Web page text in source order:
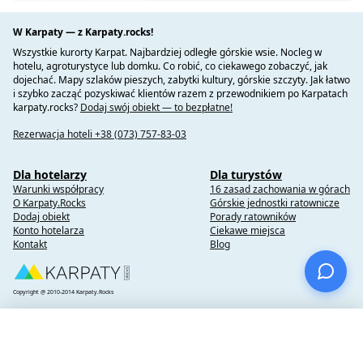
W Karpaty — z Karpaty.rocks!
Wszystkie kurorty Karpat. Najbardziej odległe górskie wsie. Nocleg w
hotelu, agroturystyce lub domku. Co robić, co ciekawego zobaczyć, jak
dojechać. Mapy szlaków pieszych, zabytki kultury, górskie szczyty. Jak łatwo
i szybko zacząć pozyskiwać klientów razem z przewodnikiem po Karpatach
karpaty.rocks? Dodaj swój obiekt — to bezpłatne!
Rezerwacja hoteli +38 (073) 757-83-03
Dla hotelarzy
Warunki współpracy
O Karpaty.Rocks
Dodaj obiekt
Konto hotelarza
Kontakt
Dla turystów
16 zasad zachowania w górach
Górskie jednostki ratownicze
Porady ratowników
Ciekawe miejsca
Blog
Copyright @ 2010-2014 Karpaty.Rocks